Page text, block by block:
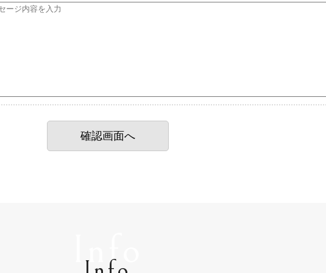
Info